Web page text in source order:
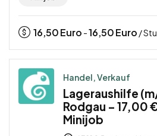
16,50Euro -16,50Euro /
Handel, Verkauf
Lageraushilfe
Rodgau – 17,00
Minijob